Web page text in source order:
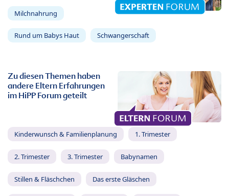
Milchnahrung
Rund um Babys Haut Schwangerschaft
Zu diesen Themen haben
andere Eltern Erfahrungen
im HiPP Forum geteilt
Kinderwunsch & Familienplanung 1. Trimester
2. Trimester 3. Trimester Babynamen
Stillen & Fläschchen Das erste Gläschen